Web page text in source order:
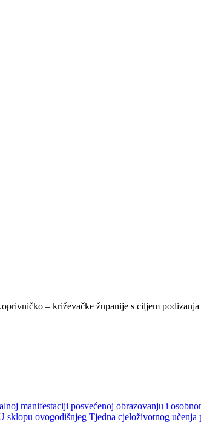
– križevačke županije s ciljem
manifestaciji posvećenoj obrazovanju i
ovogodišnjeg Tjedna cjeloživotnog